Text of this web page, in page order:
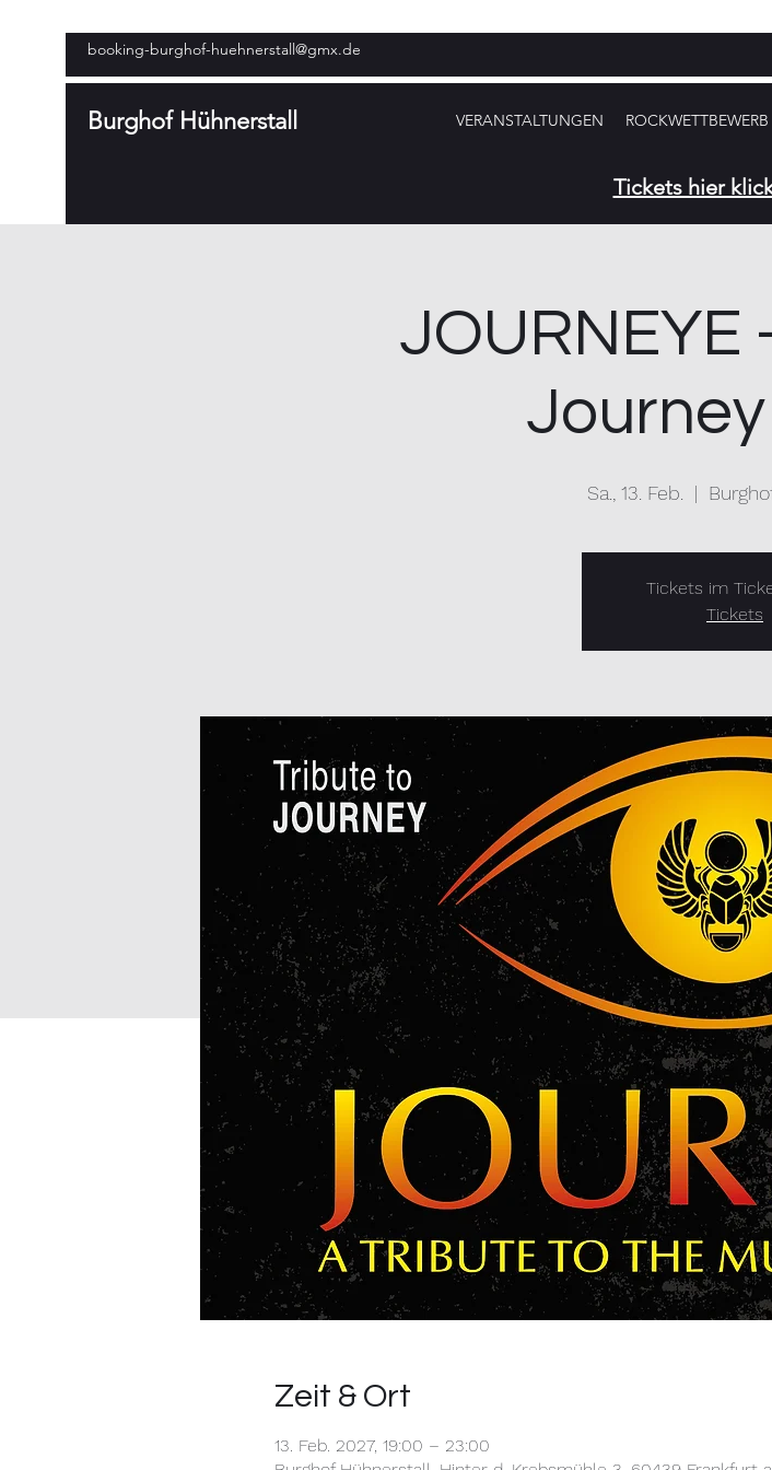
booking-burghof-huehnerstall@gmx.de
Burghof Hühnerstall VERANSTALTUNGEN ROCKWETTBEWERB
Tickets hier
JOURNEYE
Sa., 13. Feb.
  |
Tickets im
Tickets
Zeit & Ort
13. Feb. 2027, 19:00 – 23:00